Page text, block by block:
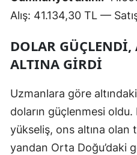
Alış: 41.134,30 TL —
DOLAR
ALTINA GİRDİ
Uzmanlara göre
doların güçlenmesi
yükseliş, ons altına olan
yandan Orta Doğu’daki